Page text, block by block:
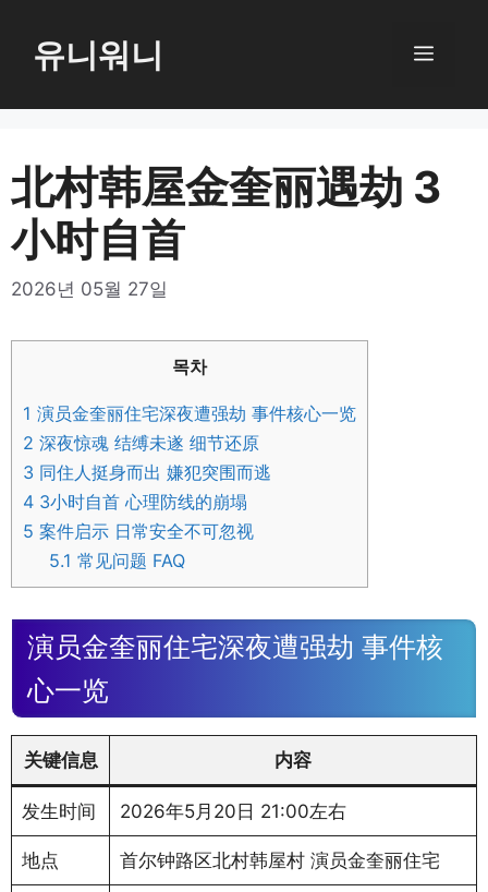
로
뛰
유니워니 메
北村韩屋金奎丽遇劫 3
小时自首
2026년 05월 27일
목차
1 演员金奎丽住宅深夜遭强劫 事件核心一览
2 深夜惊魂 结缚未遂 细节还原
3 同住人挺身而出 嫌犯突围而逃
4 3小时自首 心理防线的崩塌
5 案件启示 日常安全不可忽视
5.1 常见问题 FAQ
演员金奎丽住宅深夜遭强劫 事件核
心一览
关键信息 内容
发生时间 2026年5月20日 21:00左右
地点 首尔钟路区北村韩屋村 演员金奎丽住宅